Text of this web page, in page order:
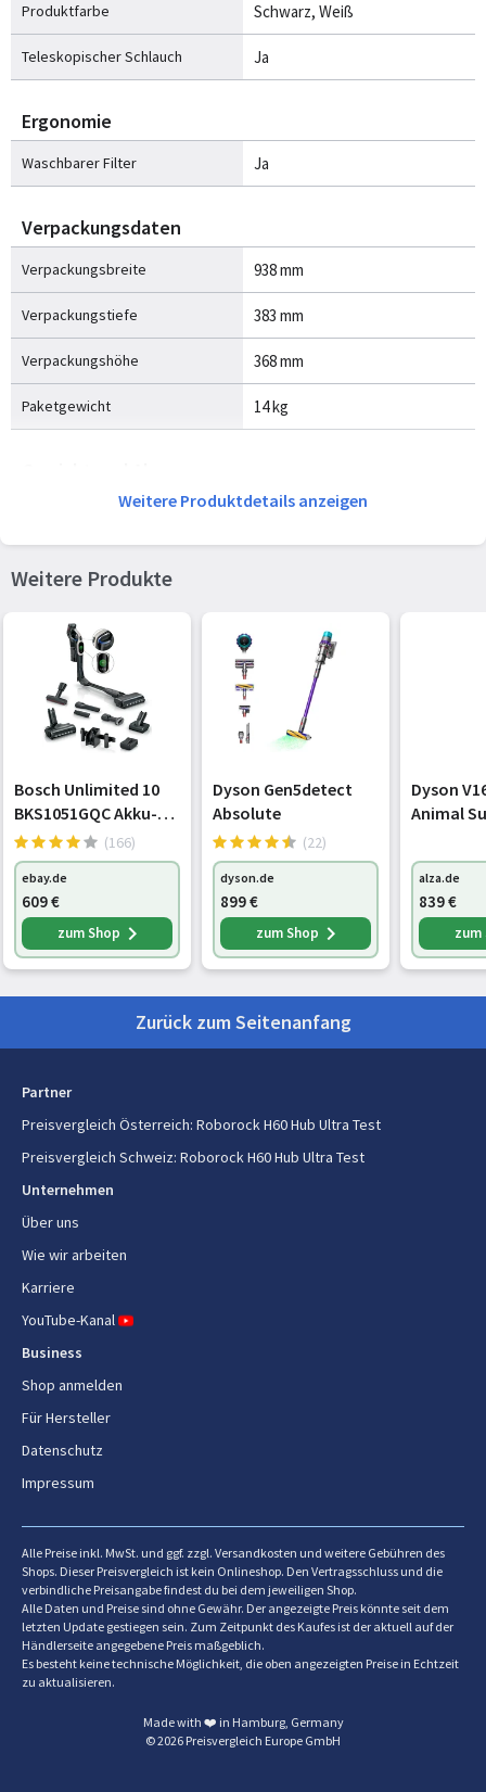
Produktfarbe Schwarz, Weiß
Teleskopischer Schlauch Ja
Ergonomie
Waschbarer Filter Ja
Verpackungsdaten
Verpackungsbreite 938 mm
Verpackungstiefe 383 mm
Verpackungshöhe 368 mm
Paketgewicht 14 kg
392,9 mm
Gewicht
Leistungen
Reinigungsart
Vakuum-Luftfilterung HEPA
Schmutztrennungsmethode Zyklonisch/Filterung
Anzahl der Luftfiltrationsstufen 5
Reinigen der Oberflächen Teppich, Harter Boden
LED
Energie
Energiequelle Akku
Austauschbare Batterie
Laufzeit
Batteriekapazität
Akku/Batterie
Akku-/Batterietechnologie
Lieferumfang
Staubsaugerbürsten enthalten Mini-Motorbürste
Fugendüse Ja
Ladestation Ja
Weitere Produktdetails anzeigen
Weitere Produkte
Bosch Unlimited 10
BKS1051GQC Akku-
Handstaubsauger
(166)
ebay.de
609€
zum Shop
Dyson Gen5detect
Absolute
(22)
dyson.de
899€
zum Shop
Dyson
Animal
(492969-
alza.de
839€
Zurück zum Seitenanfang
Partner
Preisvergleich Österreich: Roborock H60 Hub Ultra Test
Preisvergleich Schweiz: Roborock H60 Hub Ultra Test
Unternehmen
Über uns
Wie wir arbeiten
Karriere
YouTube-Kanal
Business
Shop anmelden
Für Hersteller
Datenschutz
Impressum
Alle Preise inkl. MwSt. und ggf. zzgl. Versandkosten und weitere Gebühren des
Shops. Dieser Preisvergleich ist kein Onlineshop. Den Vertragsschluss und die
verbindliche Preisangabe findest du bei dem jeweiligen Shop.
Alle Daten und Preise sind ohne Gewähr. Der angezeigte Preis könnte seit dem
letzten Update gestiegen sein. Zum Zeitpunkt des Kaufes ist der aktuell auf der
Händlerseite angegebene Preis maßgeblich.
Es besteht keine technische Möglichkeit, die oben angezeigten Preise in Echtzeit
zu aktualisieren.
Made with ❤️ in Hamburg, Germany
© 2026 Preisvergleich Europe GmbH